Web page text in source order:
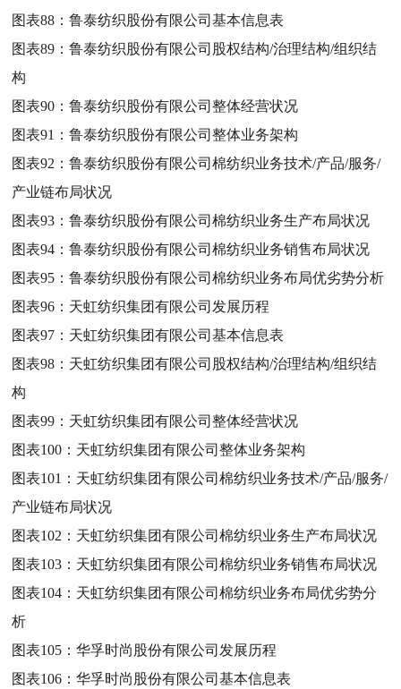
图表88：鲁泰纺织股份有限公司基本信息表
图表89：鲁泰纺织股份有限公司股权结构/治理结构/组织结
构
图表90：鲁泰纺织股份有限公司整体经营状况
图表91：鲁泰纺织股份有限公司整体业务架构
图表92：鲁泰纺织股份有限公司棉纺织业务技术/产品/服务/
产业链布局状况
图表93：鲁泰纺织股份有限公司棉纺织业务生产布局状况
图表94：鲁泰纺织股份有限公司棉纺织业务销售布局状况
图表95：鲁泰纺织股份有限公司棉纺织业务布局优劣势分析
图表96： 天虹纺织集团有限公司发展历程
图表97： 天虹纺织集团有限公司基本信息表
图表98： 天虹纺织集团有限公司股权结构/治理结构/组织结
构
图表99： 天虹纺织集团有限公司整体经营状况
图表100： 天虹纺织集团有限公司整体业务架构
图表101： 天虹纺织集团有限公司棉纺织业务技术/产品/服务/
产业链布局状况
图表102： 天虹纺织集团有限公司棉纺织业务生产布局状况
图表103： 天虹纺织集团有限公司棉纺织业务销售布局状况
图表104： 天虹纺织集团有限公司棉纺织业务布局优劣势分
析
图表105：华孚时尚股份有限公司发展历程
图表106：华孚时尚股份有限公司基本信息表